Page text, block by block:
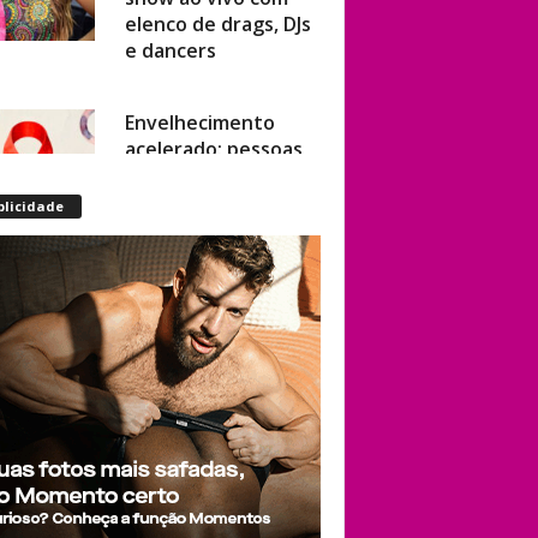
elenco de drags, DJs
e dancers
Envelhecimento
acelerado: pessoas
real, aponta
relatório
internacional
Gay de 62 anos
relembra quando,
aos 15, foi garoto de
programa por
quatro meses sem
saber: “Idiotice da
minha parte”